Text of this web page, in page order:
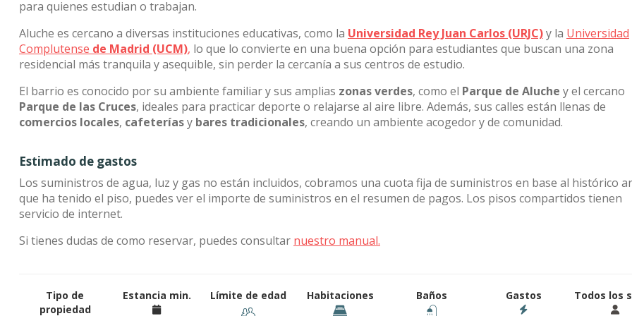
para quienes estudian o trabajan.
Aluche es cercano a diversas instituciones educativas, como la Universidad Rey Juan Carlos (URJC)y la Universidad
Complutense de Madrid (UCM), lo que lo convierte en una buena opción para estudiantes que buscan una zona
residencial más tranquila y asequible, sin perder la cercanía a sus centros de estudio.
El barrio es conocido por su ambiente familiar y sus amplias zonas verdes, como el Parque de Aluche y el cercano
Parque de las Cruces, ideales para practicar deporte o relajarse al aire libre. Además, sus calles están llenas de
comercios locales, cafeteríasy bares tradicionales, creando un ambiente acogedor y de comunidad.
Estimado de gastos
Los suministros de agua, luz y gas no están incluidos, cobramos una cuota fija de suministros en base al histórico
que ha tenido el piso, puedes ver el importe de suministros en el resumen de pagos. Los pisos compartidos tienen
servicio de internet.
Si tienes dudas de como reservar, puedes consultar nuestro manual.
Tipo de
propiedad
Estancia min. Límite de edad Habitaciones Baños Gastos Todos los